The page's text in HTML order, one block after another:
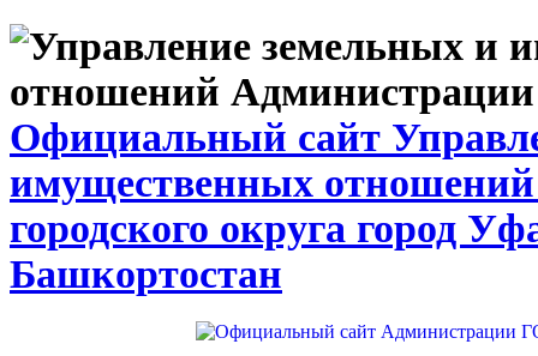
Официальный сайт
имущественных
городского округа город
Башкортостан